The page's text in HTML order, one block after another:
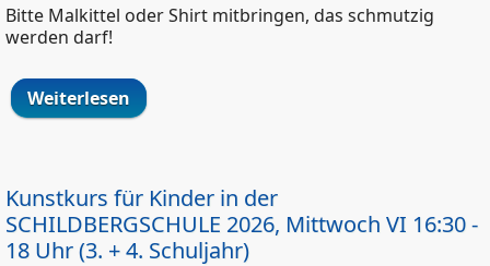
Bitte Malkittel oder Shirt mitbringen, das schmutzig
werden darf!
Weiterlesen über Kunstkurs für Kinder in der
SCHILDBERGSCHULE 2026, Mittwoch V
Kunstkurs für Kinder in der
SCHILDBERGSCHULE 2026, Mittwoch VI 16:30 -
18 Uhr (3. + 4. Schuljahr)